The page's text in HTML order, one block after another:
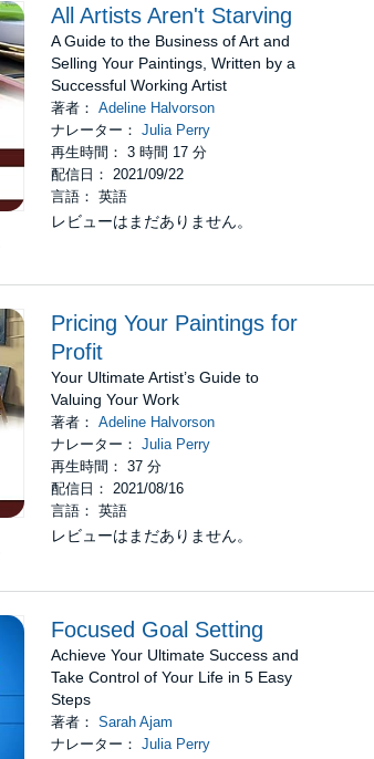
All Artists Aren't Starving
A Guide to the Business of Art and
Selling Your Paintings, Written by a
Successful Working Artist
著者：Adeline Halvorson
ナレーター：Julia Perry
再生時間： 3 時間 17 分
配信日： 2021/09/22
言語： 英語
レビューはまだありません。
Pricing Your Paintings for
Profit
Your Ultimate Artist’s Guide to
Valuing Your Work
著者：Adeline Halvorson
ナレーター：Julia Perry
再生時間： 37 分
配信日： 2021/08/16
言語： 英語
レビューはまだありません。
Focused Goal Setting
Achieve Your Ultimate Success and
Take Control of Your Life in 5 Easy
Steps
著者：Sarah Ajam
ナレーター：Julia Perry